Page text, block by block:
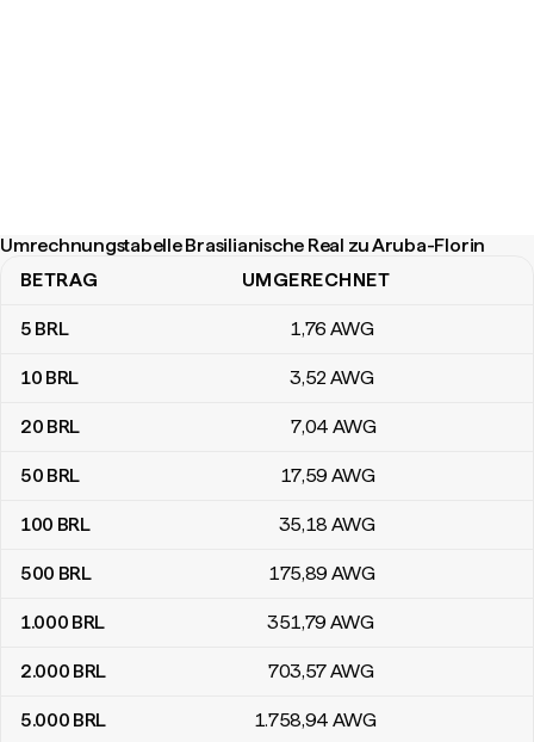
Umrechnungstabelle Brasilianische Real zu Aruba-Florin
Umrechnungstabelle Brasilianische Real zu Aruba-Florin
BETRAG UMGERECHNET
5 BRL 1,76 AWG
10 BRL 3,52AWG
20 BRL 7,04 AWG
50 BRL 17,59 AWG
100 BRL 35,18 AWG
500 BRL 175,89 AWG
1.000 BRL 351,79 AWG
2.000 BRL 703,57AWG
5.000 BRL 1.758,94 AWG